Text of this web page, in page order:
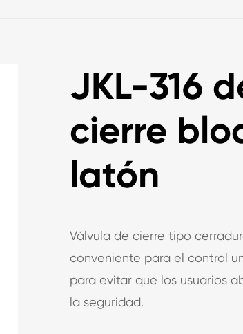
JKL-316
cierre
latón
Válvula de cierre tipo
conveniente para el control
para evitar que los usuarios
la seguridad.